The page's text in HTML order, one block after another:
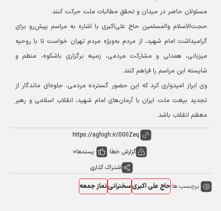
مسئولان حاضر در میدان و تحقق مطالبات ملت حرکت کنند.
حجت‌الاسلام والمسلمین حاج علی‌اکبری با اشاره به مراسم پیش‌رو برای
گرامیداشت امام شهید، از مردم به‌ویژه مردم تهران خواست تا با روحیه
میزبانی، همدلی و مشارکت مردمی، زمینه برگزاری باشکوه، منظم و
شایسته این مراسم را فراهم کنند.
وی ابراز امیدواری کرد که این حضور گسترده مردمی، جلوه‌ای ماندگار از
تجدید بیعت ملت ایران با آرمان‌های امام شهید، انقلاب اسلامی و رهبر
معظم انقلاب باشد.
گزارش خطا پسندها0
اشتراک گذاری
برچسب ها:حاج علی اکبریسخنرانینماز جمعه